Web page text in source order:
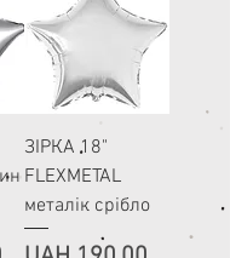
ЗІРКА 18"
FLEXMETAL
металік срібло